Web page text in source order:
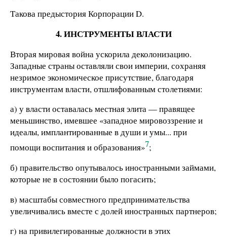
Такова предыстория Корпорации D.
4. ИНСТРУМЕНТЫ ВЛАСТИ
Вторая мировая война ускорила деколонизацию.
Западные страны оставляли свои империи, сохраняя
незримое экономическое присутствие, благодаря
инструментам власти, отшлифованным столетиями:
а) у власти оставалась местная элита — правящее
меньшинство, имевшее «западное мировоззрение и
идеалы, имплантированные в души и умы... при
помощи воспитания и образования»7;
б) правительство опутывалось иностранными займами,
которые не в состоянии было погасить;
в) масштабы совместного предпринимательства
увеличивались вместе с долей иностранных партнеров;
г) на привилегированные должности в этих